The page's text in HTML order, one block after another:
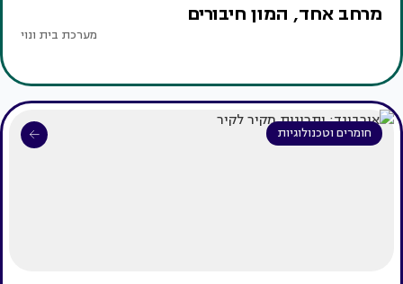
מרחב אחד, המון חיבורים
מערכת בית ונוי
חומרים וטכנולוגיות